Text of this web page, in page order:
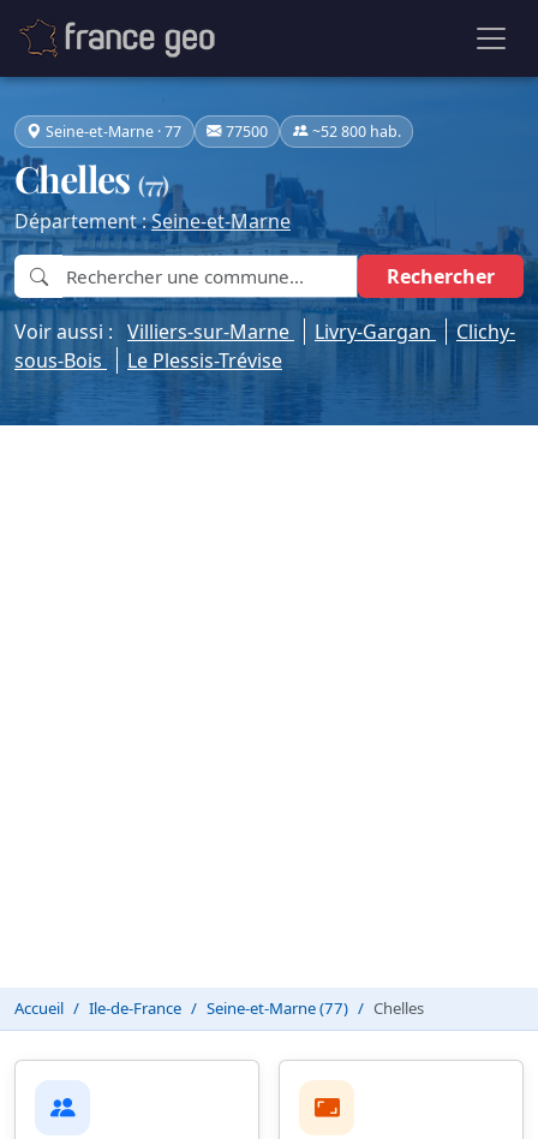
Seine-et-Marne · 77 77500 ~52 800 hab.
Chelles(77)
Département :Seine-et-Marne
Rechercher
Voir aussi : Villiers-sur-Marne Livry-Gargan
Clichy-
sous-Bois
Le Plessis-Trévise
Accueil Ile-de-France Seine-et-Marne (77) Chelles